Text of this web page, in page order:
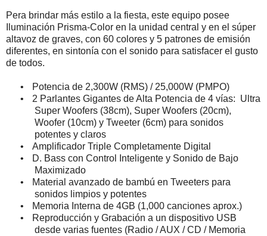
Pera brindar más estilo a la fiesta, este equipo posee
Iluminación Prisma-Color en la unidad central y en el súper
altavoz de graves, con 60 colores y 5 patrones de emisión
diferentes, en sintonía con el sonido para satisfacer el gusto
de todos.
•
Potencia de 2,300W (RMS) / 25,000W (PMPO)
•
2 Parlantes Gigantes de Alta Potencia de 4 vías: Ultra
Super Woofers (38cm), Super Woofers (20cm),
Woofer (10cm) y Tweeter (6cm) para sonidos
potentes y claros
•
Amplificador Triple Completamente Digital
•
D. Bass con Control Inteligente y Sonido de Bajo
Maximizado
•
Material avanzado de bambú en Tweeters para
sonidos limpios y potentes
•
Memoria Interna de 4GB (1,000 canciones aprox.)
•
Reproducción y Grabación a un dispositivo USB
desde varias fuentes (Radio / AUX / CD / Memoria